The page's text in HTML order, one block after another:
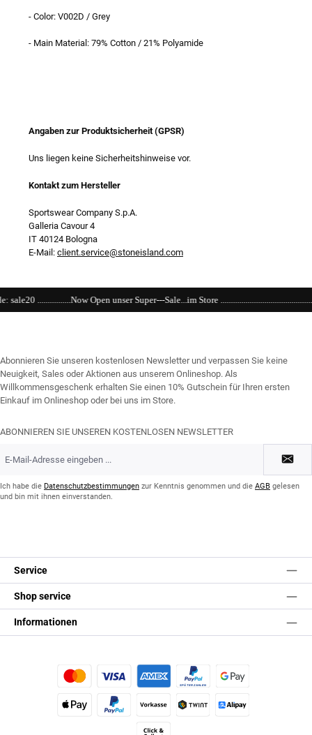
- Color: V002D / Grey
- Main Material: 79% Cotton / 21% Polyamide
Angaben zur Produktsicherheit (GPSR)
Uns liegen keine Sicherheitshinweise vor.
Kontakt zum Hersteller
Sportswear Company S.p.A.
Galleria Cavour 4
IT 40124 Bologna
E-Mail: client.service@stoneisland.com
Open unser Super---Sale...im Store
Abonnieren Sie unseren kostenlosen Newsletter und verpassen Sie keine
Neuigkeit, Sales oder Aktionen aus unserem Onlineshop. Als
Willkommensgeschenk erhalten Sie einen 10% Gutschein für Ihren ersten
Einkauf im Onlineshop oder bei uns im Store.
ABONNIEREN SIE UNSEREN KOSTENLOSEN NEWSLETTER
Mail-
*Ich habe die Datenschutzbestimmungen zur Kenntnis genommen und die AGB gelesen
und bin mit ihnen einverstanden.
Service
Shop service
Informationen
Kredit- oder Debitkarte Später BezahlenGoogle Pay
Vorkasse